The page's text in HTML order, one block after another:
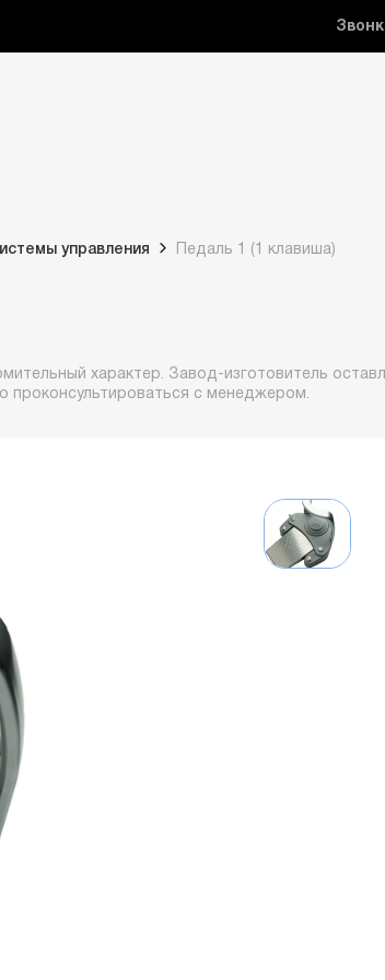
управления Педаль 1 (1 клавиша)
характер. Завод-изготовитель
проконсультироваться с менеджером.